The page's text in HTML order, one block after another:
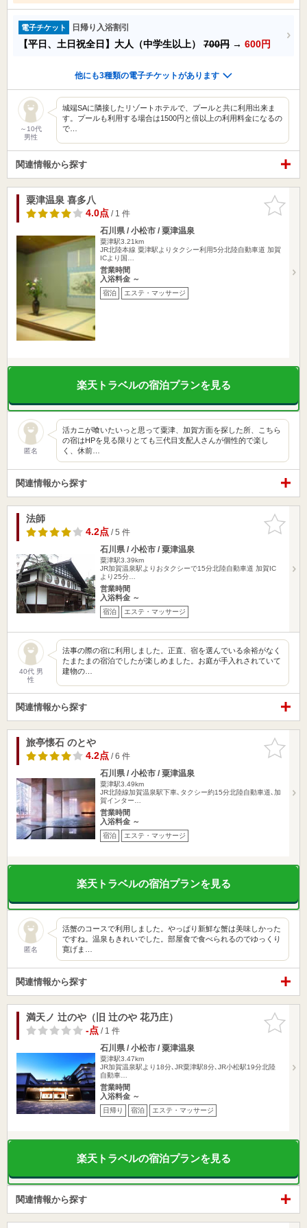
電子チケット 日帰り入浴割引
【平日、土日祝全日】大人（中学生以上） 700円 → 600円
他にも3種類の電子チケットがあります
～10代
男性
城端SAに隣接したリゾートホテルで、プールと共に利用出来ま
す。プールも利用する場合は1500円と倍以上の利用料金になるの
で…
関連情報から探す
お気に入
りに追加
粟津温泉 喜多八
4.0点/ 1 件
石川県 / 小松市 / 粟津温泉
粟津駅3.21km
JR北陸本線 粟津駅よりタクシー利用5分北陸自動車道 加賀
ICより国…
営業時間
入浴料金 ～
宿泊 エステ・マッサージ
楽天トラベルの宿泊プランを見る
匿名
活カニが喰いたいっと思って粟津、加賀方面を探した所、こちら
の宿はHPを見る限りとても三代目支配人さんが個性的で楽し
く、休前…
関連情報から探す
お気に入
りに追加
法師
4.2点/ 5 件
石川県 / 小松市 / 粟津温泉
粟津駅3.39km
JR加賀温泉駅よりおタクシーで15分北陸自動車道 加賀IC
より25分…
営業時間
入浴料金 ～
宿泊 エステ・マッサージ
40代 男
性
法事の際の宿に利用しました。正直、宿を選んでいる余裕がなく
たまたまの宿泊でしたが楽しめました。お庭が手入れされていて
建物の…
関連情報から探す
お気に入
りに追加
旅亭懐石 のとや
4.2点/ 6 件
石川県 / 小松市 / 粟津温泉
粟津駅3.49km
JR北陸線加賀温泉駅下車､タクシー約15分北陸自動車道､加
賀インター…
営業時間
入浴料金 ～
宿泊 エステ・マッサージ
楽天トラベルの宿泊プランを見る
匿名
活蟹のコースで利用しました。やっぱり新鮮な蟹は美味しかった
ですね。温泉もきれいでした。部屋食で食べられるのでゆっくり
寛げま…
関連情報から探す
お気に入
りに追加
満天ノ 辻のや（旧 辻のや 花乃庄）
-点/ 1 件
石川県 / 小松市 / 粟津温泉
粟津駅3.47km
JR加賀温泉駅より18分､JR粟津駅8分､JR小松駅19分北陸
自動車…
営業時間
入浴料金 ～
日帰り 宿泊 エステ・マッサージ
楽天トラベルの宿泊プランを見る
関連情報から探す